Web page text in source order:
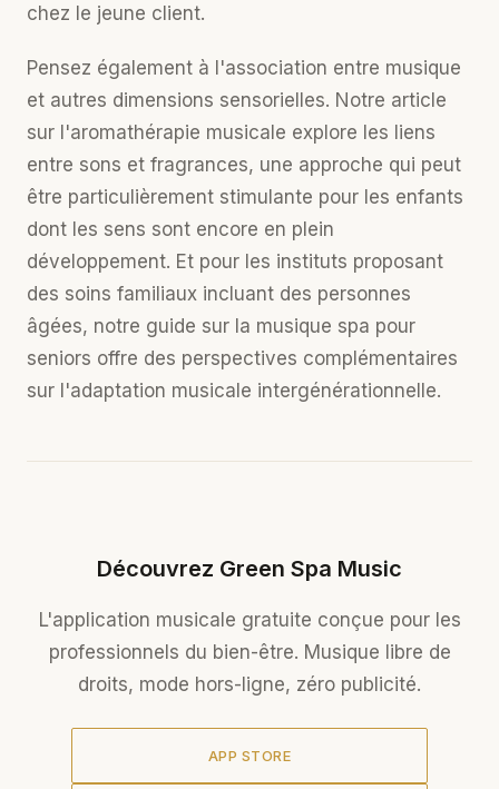
chez le jeune client.
Pensez également à l'association entre musique
et autres dimensions sensorielles. Notre article
sur l'aromathérapie musicale explore les liens
entre sons et fragrances, une approche qui peut
être particulièrement stimulante pour les enfants
dont les sens sont encore en plein
développement. Et pour les instituts proposant
des soins familiaux incluant des personnes
âgées, notre guide sur la musique spa pour
seniors offre des perspectives complémentaires
sur l'adaptation musicale intergénérationnelle.
Découvrez Green Spa Music
L'application musicale gratuite conçue pour les
professionnels du bien-être. Musique libre de
droits, mode hors-ligne, zéro publicité.
APP STORE